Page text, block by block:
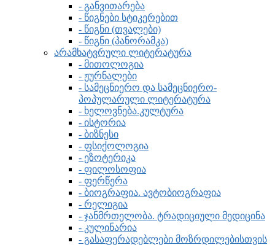
- განვითარება
- წიგნები სტიკერებით
- წიგნი (თვალები)
- წიგნი (პანორამკა)
არამხატვრული ლიტერატურა
- მითოლოგია
- ჟურნალები
- სამეცნიერო და სამეცნიერო-
პოპულარული ლიტერატურა
- ხელოვნება.კულტურა
- ისტორია
- ბიზნესი
- ფსიქოლოგია
- ეზოტერიკა
- ფილოსოფია
- ფერწერა
- ბიოგრაფია. ავტობიოგრაფია
- რელიგია
- ჯანმრთელობა. ტრადიციული მედიცინა
- კულინარია
- გასაფერადებლები მოზრდილებისთვის